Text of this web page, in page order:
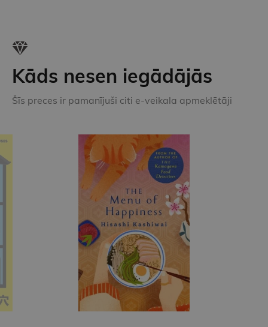
Kāds nesen iegādājās
Šīs preces ir pamanījuši citi e-veikala apmeklētāji